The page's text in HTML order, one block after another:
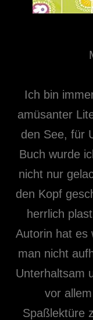
Ich bin
amüsanter
den See, für
Buch wurde
nicht nur
den Kopf
herrlich
Autorin hat es
man nicht
Unterhaltsam
vor
Spaßlektüre